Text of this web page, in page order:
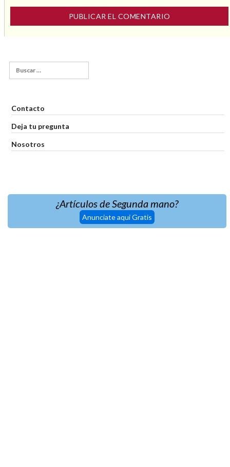
Contacto
Deja tu pregunta
Nosotros
¿Artículos de Segunda mano?
Anunciate aqui Gratis